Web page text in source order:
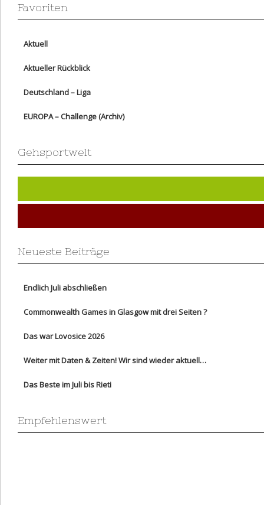
Favoriten
Aktuell
Aktueller Rückblick
Deutschland – Liga
EUROPA – Challenge (Archiv)
Gehsportwelt
Neueste Beiträge
Endlich Juli abschließen
Commonwealth Games in Glasgow mit drei Seiten ?
Das war Lovosice 2026
Weiter mit Daten & Zeiten! Wir sind wieder aktuell…
Das Beste im Juli bis Rieti
Empfehlenswert